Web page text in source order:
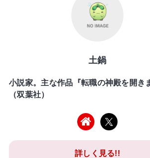
土鍋
小説家。主な作品『転職の神殿を開き
（双葉社）
詳しく見る!!